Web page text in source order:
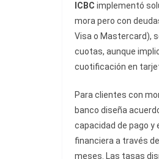
ICBC implementó
mora pero con
Visa o Mastercard),
cuotas, aunque
cuotificación en
Para clientes con
banco diseña
capacidad de pago y
financiera a través
meses. Las tasas